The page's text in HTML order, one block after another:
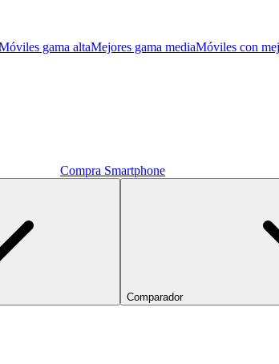
gama altaMejores gama mediaMóviles con
Compra Smartphone
Comparador